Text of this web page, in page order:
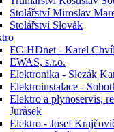
Stolářství Miroslav
Stolářství Slovák
FC-HDnet - Karel
EWAS, s.r.o.
Elektronika - Slezák
Elektroinstalace -
Elektro a plynoservis,
Jurásek
Elektro - Josef